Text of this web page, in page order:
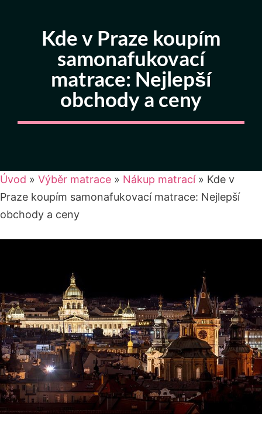
Kde v Praze koupím
samonafukovací
matrace: Nejlepší
obchody a ceny
Úvod » Výběr matrace » Nákup matrací» Kde v
Praze koupím samonafukovací matrace: Nejlepší
obchody a ceny